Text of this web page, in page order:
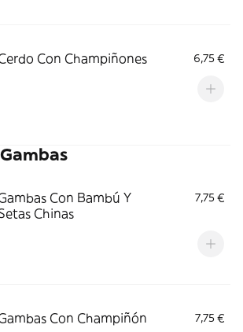
Con Champiñones 6,75 €
Con Bambú Y
Chinas
7,75 €
Con Champiñón 7,75 €